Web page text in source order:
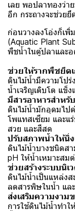
เลย พอปลาทองว่า
อีก กระถางจะช่วย
ก่อนวางลงโอ่งก็เ
(Aquatic Plant
พืชน้ำในตู้ปลาและ
ช่วยให้รากพืชยึด
ดินไม้น้ำมีความโป
น้ำเจริญเติบโต แข็
มีสารอาหารสำหรั
ดินไม้น้ำมักอุดมไป
โพแทสเซียม และแ
สวย และสีสด
ปรับสภาพน้ำให้นิ่ง
ดินไม้น้ำบางชนิดสา
pH ให้น้ำเหมาะสม
ช่วยสร้างระบบนิเ
ดินไม้น้ำเป็นแหล่ง
ลดสารพิษในน้ำ แล
ส่งเสริมความงาม
การใช้ดินไม้น้ำทำ